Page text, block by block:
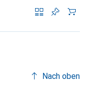
Nach oben